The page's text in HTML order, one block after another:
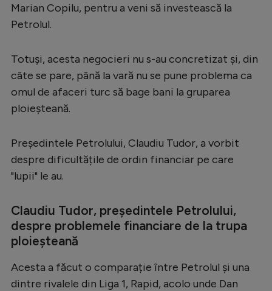
Ligue 1
Starurile fotbalului
EURO 2024
Handbal
Natație
Formula 1
Gimnastică
Marian Copilu, pentru a veni să investească la
Petrolul.
Totuși, acesta negocieri nu s-au concretizat și, din
câte se pare, până la vară nu se pune problema ca
omul de afaceri turc să bage bani la gruparea
ploieșteană.
Președintele Petrolului, Claudiu Tudor, a vorbit
despre dificultățile de ordin financiar pe care
"lupii" le au.
Claudiu Tudor, președintele Petrolului,
despre problemele financiare de la trupa
ploieșteană
Acesta a făcut o comparație între Petrolul și una
dintre rivalele din Liga 1, Rapid, acolo unde Dan